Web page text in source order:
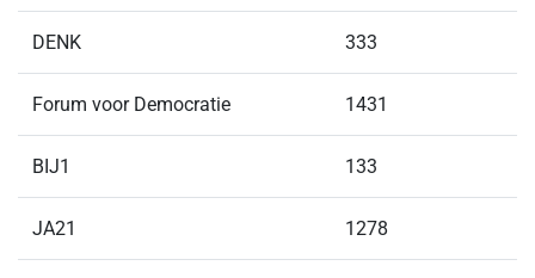
DENK 333
Forum voor Democratie 1431
BIJ1 133
JA21 1278